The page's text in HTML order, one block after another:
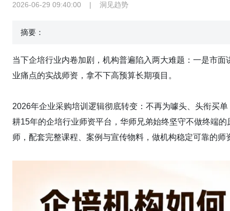
2026-06-29 09:40:00 | 洞见趋势
摘要：
当下企培行业内卷加剧，机构普遍陷入两大难题：一是市
业痛点的实战师资，拿不下高预算长期项目。
2026年企业采购培训逻辑彻底转变：不再为噱头、头衔买
耕15年的企培行业师资平台，华师兄弟始终坚守不做终端
师，配套完整课程、案例与宣传物料，做机构稳定可靠的